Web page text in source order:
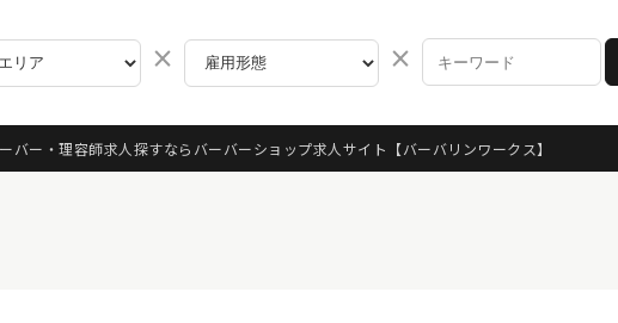
× ×
バー・理容師求人探すならバーバーショップ求人サイト 【バーバリンワークス】